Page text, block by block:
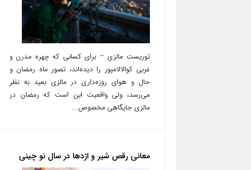
توریست مالزی – برای کسانی که چهره مدرن و
غربی کوالالامپور را دیده‌اند، تصور ماه رمضان و
حال و هوای روزه‌داری در مالزی بعید به نظر
می‌رسد، ولی واقعیت این است که رمضان در
مالزی جایگاهی مخصوص...
معانی رقص شیر و اژدها در سال نو چینی